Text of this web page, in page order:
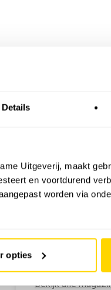
Details
Uitgeverij, maakt
en voortdurend
worden via
opties
NU IN HET
De juni 2026-
teken van de
huurwoningen en
Bekijk alle